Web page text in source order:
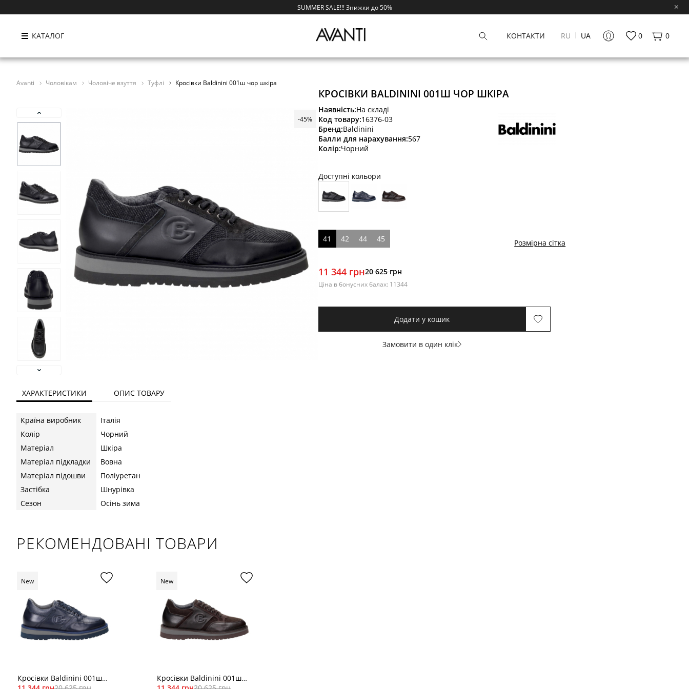
SUMMER SALE!!! Знижки до 50%
КАТАЛОГ КОНТАКТИ RU UA 0 0
Avanti Чоловікам Чоловіче взуття Туфлі Кросівки Baldinini 001ш чор шкіра
-45%
КРОСІВКИ BALDININI 001Ш ЧОР ШКІРА
Наявність:На складі
Код товару:16376-03
Бренд:Baldinini
Балли для нарахування:567
Колір:Чорний
Доступні кольори
41 42 44 45 Розмірна сітка
11 344 грн20 625 грн
Ціна в бонусних балах: 11344
Додати у кошик
Замовити в один клік
ХАРАКТЕРИСТИКИ ОПИС ТОВАРУ
Країна виробник
Італія
Колір
Чорний
Матеріал
Шкіра
Матеріал підкладки
Вовна
Матеріал підошви
Поліуретан
Застібка
Шнурівка
Сезон
Осінь зима
РЕКОМЕНДОВАНІ ТОВАРИ
Кросівки Baldinini 001ш
New
Кросівки Baldinini 001ш
New